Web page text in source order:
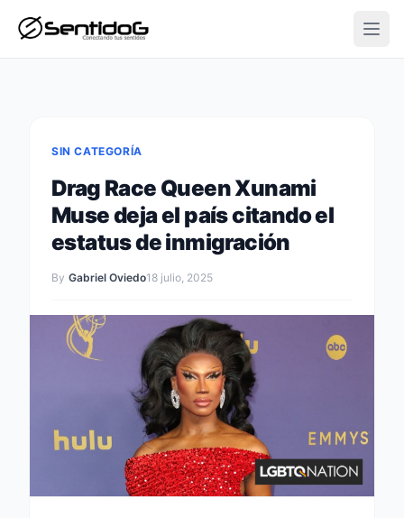
SIN CATEGORÍA
Drag Race Queen Xunami
Muse deja el país citando el
estatus de inmigración
By Gabriel Oviedo18 julio, 2025